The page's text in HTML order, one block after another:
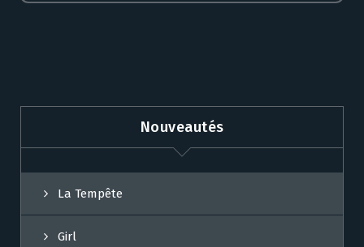
Nouveautés
La Tempête
Girl